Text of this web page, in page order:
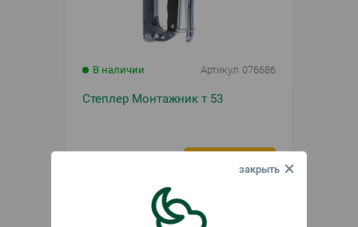
В наличии Артикул 076686
Степлер Монтажник т 53